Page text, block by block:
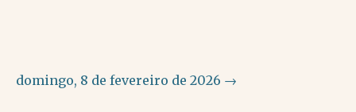
domingo, 8 de fevereiro de 2026 →